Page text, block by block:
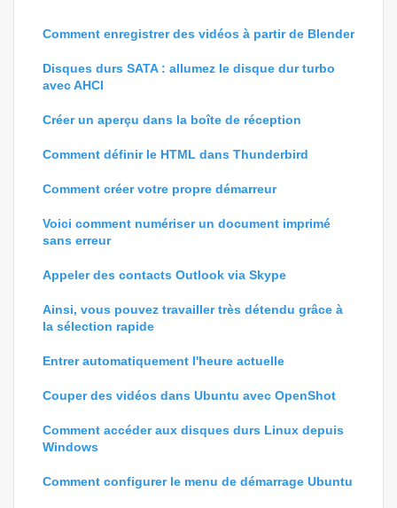
Comment enregistrer des vidéos à partir de Blender
Disques durs SATA : allumez le disque dur turbo
avec AHCI
Créer un aperçu dans la boîte de réception
Comment définir le HTML dans Thunderbird
Comment créer votre propre démarreur
Voici comment numériser un document imprimé
sans erreur
Appeler des contacts Outlook via Skype
Ainsi, vous pouvez travailler très détendu grâce à
la sélection rapide
Entrer automatiquement l'heure actuelle
Couper des vidéos dans Ubuntu avec OpenShot
Comment accéder aux disques durs Linux depuis
Windows
Comment configurer le menu de démarrage Ubuntu